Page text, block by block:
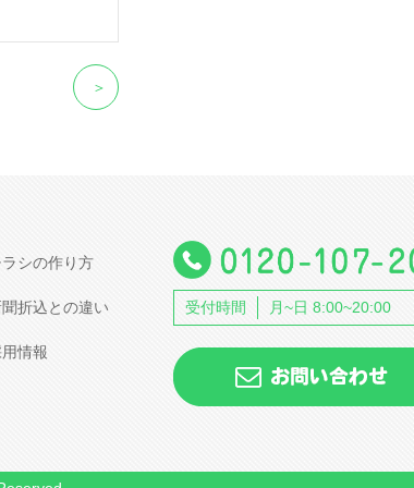
＞
シの作り方
聞折込との違い
情報
受付時間 月~日 8:00~20:00